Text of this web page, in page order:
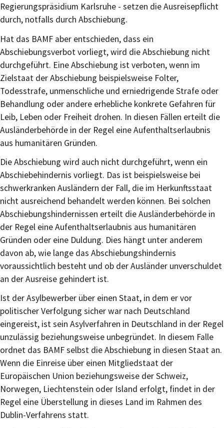
Regierungspräsidium Karlsruhe - setzen die Ausreisepflicht
durch, notfalls durch Abschiebung.
Hat das BAMF aber entschieden, dass ein
Abschiebungsverbot vorliegt, wird die Abschiebung nicht
durchgeführt. Eine Abschiebung ist verboten, wenn im
Zielstaat der Abschiebung beispielsweise Folter,
Todesstrafe, unmenschliche und erniedrigende Strafe oder
Behandlung oder andere erhebliche konkrete Gefahren für
Leib, Leben oder Freiheit drohen. In diesen Fällen erteilt die
Ausländerbehörde in der Regel eine Aufenthaltserlaubnis
aus humanitären Gründen.
Die Abschiebung wird auch nicht durchgeführt, wenn ein
Abschiebehindernis vorliegt. Das ist beispielsweise bei
schwerkranken Ausländern der Fall, die im Herkunftsstaat
nicht ausreichend behandelt werden können. Bei solchen
Abschiebungshindernissen erteilt die Ausländerbehörde in
der Regel eine Aufenthaltserlaubnis aus humanitären
Gründen oder eine Duldung. Dies hängt unter anderem
davon ab, wie lange das Abschiebungshindernis
voraussichtlich besteht und ob der Ausländer unverschuldet
an der Ausreise gehindert ist.
Ist der Asylbewerber über einen Staat, in dem er vor
politischer Verfolgung sicher war nach Deutschland
eingereist, ist sein Asylverfahren in Deutschland in der Regel
unzulässig beziehungsweise unbegründet. In diesem Falle
ordnet das BAMF selbst die Abschiebung in diesen Staat an.
Wenn die Einreise über einen Mitgliedstaat der
Europäischen Union beziehungsweise der Schweiz,
Norwegen, Liechtenstein oder Island erfolgt, findet in der
Regel eine Überstellung in dieses Land im Rahmen des
Dublin-Verfahrens statt.